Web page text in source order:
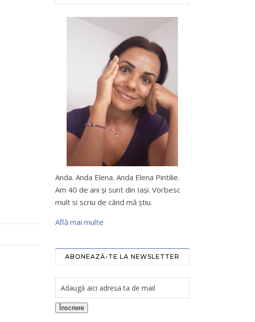
Anda. Anda Elena. Anda Elena Pintilie.
Am 40 de ani şi sunt din Iaşi. Vorbesc
mult si scriu de când mă ştiu.
Află mai multe
ABONEAZĂ-TE LA NEWSLETTER
Înscriere